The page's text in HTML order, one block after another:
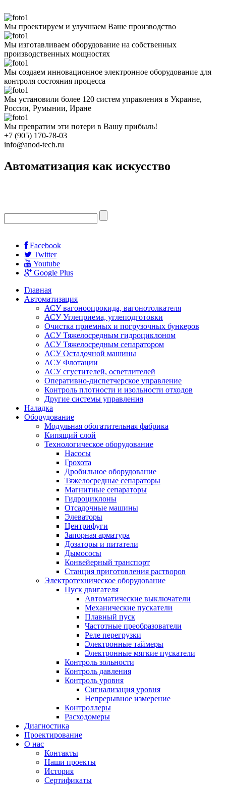
Мы проектируем и улучшаем Ваше производство
Мы изготавливаем оборудование на собственных
производственных мощностях
Мы создаем инновационное электронное оборудование для
контроля состояния процесса
Мы установили более 120 систем управления в Украине,
России, Румынии, Иране
Мы превратим эти потери в Вашу прибыль!
+7 (905) 170-78-03
info@anod-tech.ru
Автоматизация как искусство
Facebook
Twitter
Youtube
Google Plus
Главная
Автоматизация
АСУ вагоноопрокида, вагонотолкателя
АСУ Углеприема, углеподготовки
Очистка приемных и погрузочных бункеров
АСУ Тяжелосредным гидроциклоном
АСУ Тяжелосредным сепаратором
АСУ Остадочной машины
АСУ Флотации
АСУ сгустителей, осветлителей
Оперативно-диспетчерское управление
Контроль плотности и изольности отходов
Другие системы управления
Наладка
Оборудование
Модульная обогатительная фабрика
Кипящий слой
Технологическое оборудование
Насoсы
Грохота
Дробильное оборудование
Тяжелосредные сепараторы
Магнитные сепараторы
Гидроциклоны
Отсадочные машины
Элеваторы
Центрифуги
Запорная арматура
Дозаторы и питатели
Дымососы
Конвейерный транспорт
Станция приготовления растворов
Электротехническое оборудование
Пуск двигателя
Автоматические выключатели
Механические пускатели
Плавный пуск
Частотные преобразователи
Реле перегрузки
Электронные таймеры
Электронные мягкие пускатели
Контроль зольности
Контроль давления
Контроль уровня
Сигнализация уровня
Непрерывное измерение
Контроллеры
Расходомеры
Диагностика
Проектирование
О нас
Контакты
Наши проекты
История
Сертификаты